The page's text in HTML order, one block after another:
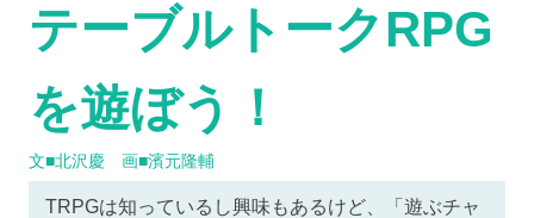
テーブルトークRPG
を遊ぼう！
文■北沢慶 画■濱元隆輔
TRPGは知っているし興味もあるけど、「遊ぶチャ